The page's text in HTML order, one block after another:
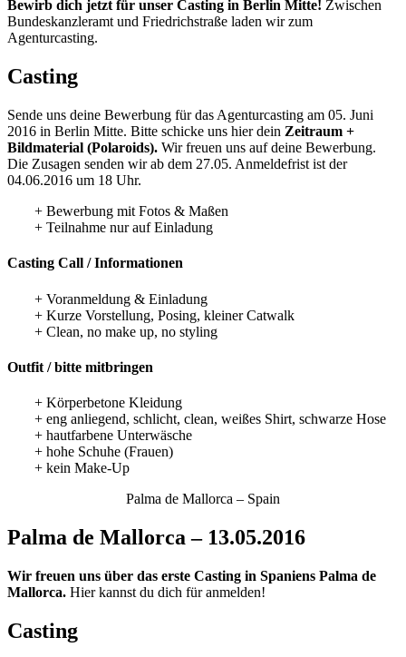
Bewirb dich jetzt für unser Casting in Berlin Mitte! Zwischen
Bundeskanzleramt und Friedrichstraße laden wir zum
Agenturcasting.
Casting
Sende uns deine Bewerbung für das Agenturcasting am 05. Juni
2016 in Berlin Mitte. Bitte schicke uns hier dein Zeitraum +
Bildmaterial (Polaroids). Wir freuen uns auf deine Bewerbung.
Die Zusagen senden wir ab dem 27.05. Anmeldefrist ist der
04.06.2016 um 18 Uhr.
+ Bewerbung mit Fotos & Maßen
+ Teilnahme nur auf Einladung
Casting Call / Informationen
+ Voranmeldung & Einladung
+ Kurze Vorstellung, Posing, kleiner Catwalk
+ Clean, no make up, no styling
Outfit / bitte mitbringen
+ Körperbetone Kleidung
+ eng anliegend, schlicht, clean, weißes Shirt, schwarze Hose
+ hautfarbene Unterwäsche
+ hohe Schuhe (Frauen)
+ kein Make-Up
Palma de Mallorca – Spain
Palma de Mallorca – 13.05.2016
Wir freuen uns über das erste Casting in Spaniens Palma de
Mallorca. Hier kannst du dich für anmelden!
Casting